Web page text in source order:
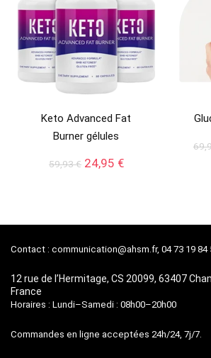
Keto Advanced Fat
Burner gélules
59,93€ Le
24,95 €Le
Contact : communication@ahsm.fr, 04 73 19 84
12 rue de l’Hermitage, CS 20099, 63407
France
Horaires : Lundi–Samedi : 08h00–20h00
Commandes en ligne acceptées 24h/24, 7j/7.